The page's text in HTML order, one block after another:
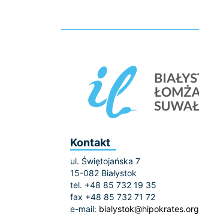
Kontakt
ul. Świętojańska 7
15-082 Białystok
tel. +48 85 732 19 35
fax +48 85 732 71 72
e-mail: bialystok@hipokrates.org